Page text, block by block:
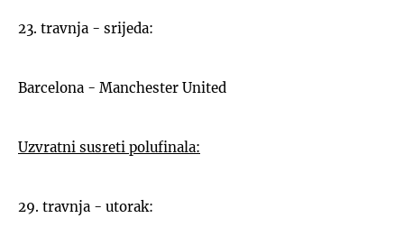
23. travnja - srijeda:
Barcelona - Manchester United
Uzvratni susreti polufinala:
29. travnja - utorak: